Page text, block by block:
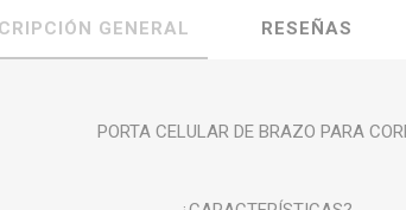
GENERAL RESEÑAS
PORTA CELULAR DE BRAZO PARA